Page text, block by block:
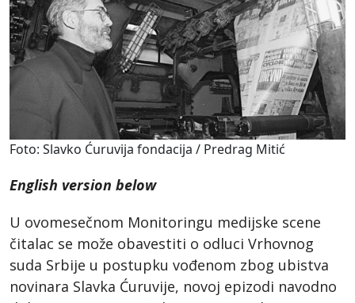
Foto: Slavko Ćuruvija fondacija / Predrag Mitić
English version below
U ovomesečnom Monitoringu medijske scene
čitalac se može obavestiti o odluci Vrhovnog
suda Srbije u postupku vođenom zbog ubistva
novinara Slavka Ćuruvije, novoj epizodi navodno